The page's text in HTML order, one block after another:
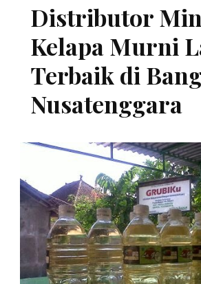
Distributor
Kelapa Murni
Terbaik di
Nusatenggara